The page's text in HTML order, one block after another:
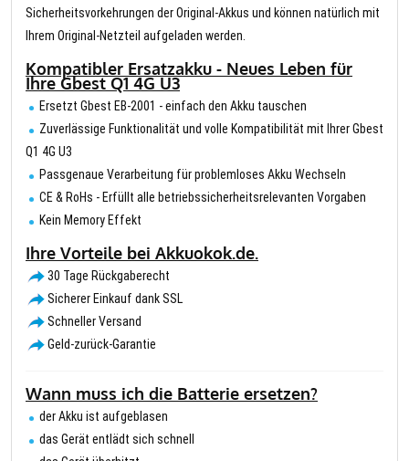
Sicherheitsvorkehrungen der Original-Akkus und können natürlich mit
Ihrem Original-Netzteil aufgeladen werden.
Kompatibler Ersatzakku - Neues Leben für
Ihre Gbest Q1 4G U3
Ersetzt Gbest EB-2001 - einfach den Akku tauschen
Zuverlässige Funktionalität und volle Kompatibilität mit Ihrer Gbest
Q1 4G U3
Passgenaue Verarbeitung für problemloses Akku Wechseln
CE & RoHs - Erfüllt alle betriebssicherheitsrelevanten Vorgaben
Kein Memory Effekt
Ihre Vorteile bei Akkuokok.de.
30 Tage Rückgaberecht
Sicherer Einkauf dank SSL
Schneller Versand
Geld-zurück-Garantie
Wann muss ich die Batterie ersetzen?
der Akku ist aufgeblasen
das Gerät entlädt sich schnell